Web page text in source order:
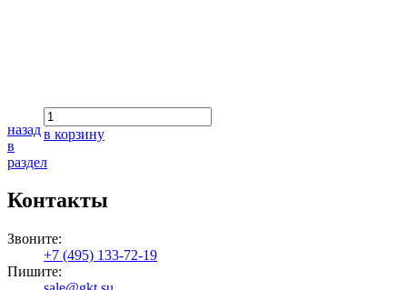
в корзину
назад
в
раздел
Контакты
Звоните:
+7 (495) 133-72-19
Пишите: